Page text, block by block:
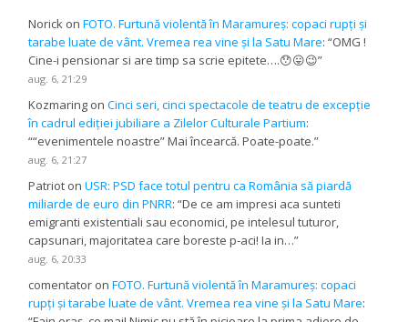
Norick onFOTO. Furtună violentă în Maramureș: copaci rupți și
tarabe luate de vânt. Vremea rea vine și la Satu Mare: “OMG !
Cine-i pensionar si are timp sa scrie epitete….😯😛😉”
aug. 6, 21:29
Kozmaring onCinci seri, cinci spectacole de teatru de excepție
în cadrul ediției jubiliare a Zilelor Culturale Partium:
““evenimentele noastre” Mai încearcă. Poate-poate.”
aug. 6, 21:27
Patriot onUSR: PSD face totul pentru ca România să piardă
miliarde de euro din PNRR: “De ce am impresi aca sunteti
emigranti existentiali sau economici, pe intelesul tuturor,
capsunari, majoritatea care boreste p-aci! Ia in…”
aug. 6, 20:33
comentator onFOTO. Furtună violentă în Maramureș: copaci
rupți și tarabe luate de vânt. Vremea rea vine și la Satu Mare: